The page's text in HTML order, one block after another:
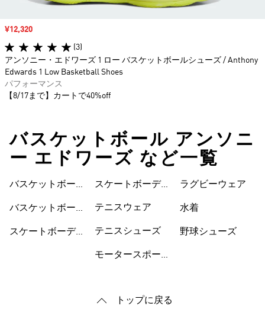
セール価格
¥12,320
(3)
アンソニー・エドワーズ 1 ロー バスケットボールシューズ / Anthony
Edwards 1 Low Basketball Shoes
パフォーマンス
【8/17まで】カートで40%off
バスケットボール アンソニ
ー エドワーズ など一覧
バスケットボール
バスケットボール
スケートボーディ
スケートボーディ
テニスウェア
テニスシューズ
モータースポーツ
ウェア
ラグビーウェア
水着
野球シューズ
トップに戻る